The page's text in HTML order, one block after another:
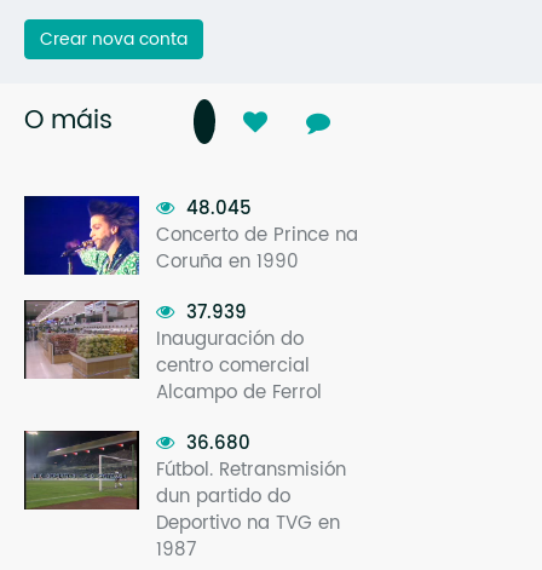
Crear nova conta
O máis
48.045
Concerto de Prince na
Coruña en 1990
37.939
Inauguración do
centro comercial
Alcampo de Ferrol
36.680
Fútbol. Retransmisión
dun partido do
Deportivo na TVG en
1987